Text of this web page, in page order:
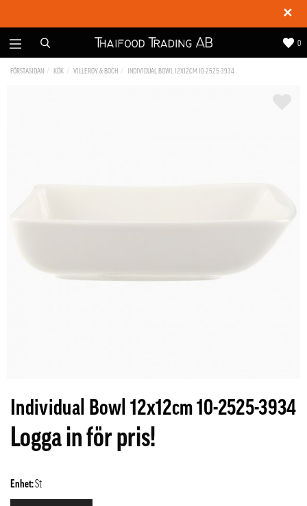
✕
0
FÖRSTASIDAN KÖK VILLEROY & BOCH INDIVIDUAL BOWL 12X12CM 10-2525-3934
Individual Bowl 12x12cm 10-2525-3934
Logga in för pris!
Enhet:St